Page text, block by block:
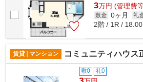
3万円 (管理費
敷金 0ヶ月 礼
2階 / 1R / 18.00
賃貸 | マンション コミュニティハウス
敷0 礼0